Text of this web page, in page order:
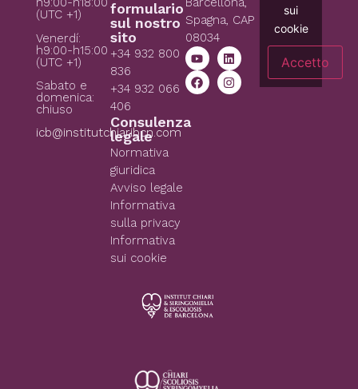
(UTC +1)
Venerdí:
h9:00-h15:00
(UTC +1)
Sabato e
domenica:
chiuso
icb@institutchiaribcn.com
formulario
sul nostro
sito
+34 932 800
836
+34 932 066
406
Consulenza
legale
Normativa
giuridica
Avviso legale
Informativa
sulla privacy
Informativa
sui cookie
Spagna, CAP
08034
sui
cookie
Accetto